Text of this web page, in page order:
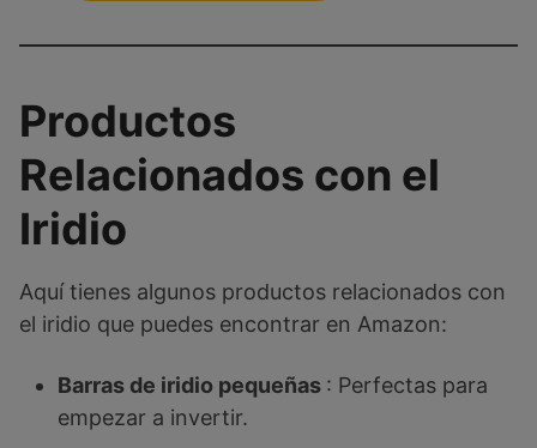
Productos
Relacionados con el
Iridio
Aquí tienes algunos productos relacionados con
el iridio que puedes encontrar en Amazon:
Barras de iridio pequeñas : Perfectas para
empezar a invertir.